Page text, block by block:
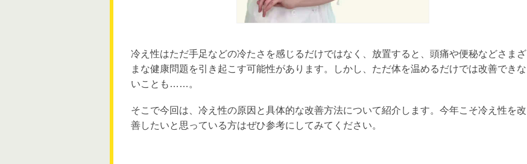
冷え性はただ手足などの冷たさを感じるだけではなく、放置すると、頭痛や便秘などさまざ
まな健康問題を引き起こす可能性があります。しかし、ただ体を温めるだけでは改善できな
いことも……。
そこで今回は、冷え性の原因と具体的な改善方法について紹介します。今年こそ冷え性を改
善したいと思っている方はぜひ参考にしてみてください。